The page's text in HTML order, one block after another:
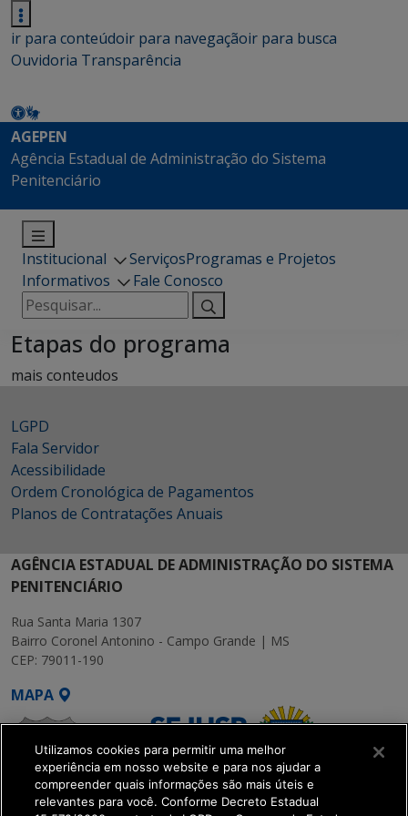
ir para conteúdoir para navegaçãoir para busca
Ouvidoria Transparência
AGEPEN
Agência Estadual de Administração do Sistema
Penitenciário
Institucional ServiçosProgramas e Projetos
Informativos
Fale Conosco
Pesquisar
por:
Etapas do programa
mais conteudos
LGPD
Fala Servidor
Acessibilidade
Ordem Cronológica de Pagamentos
Planos de Contratações Anuais
AGÊNCIA ESTADUAL DE ADMINISTRAÇÃO DO SISTEMA
PENITENCIÁRIO
Rua Santa Maria 1307
Bairro Coronel Antonino - Campo Grande | MS
CEP: 79011-190
MAPA
Utilizamos cookies para permitir uma melhor
experiência em nosso website e para nos ajudar a
compreender quais informações são mais úteis e
relevantes para você. Conforme Decreto Estadual